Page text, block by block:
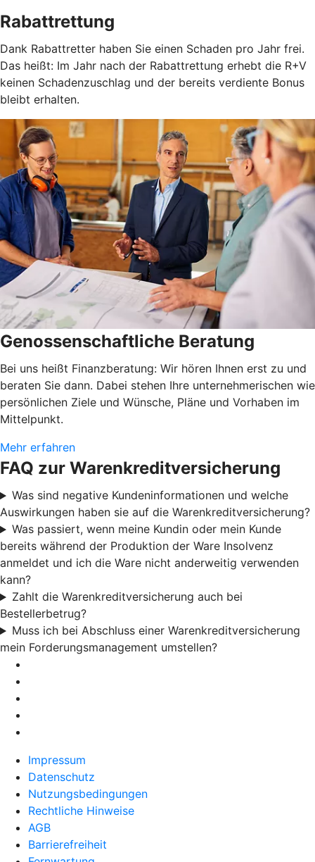
Rabattrettung
Dank Rabattretter haben Sie einen Schaden pro Jahr frei.
Das heißt: Im Jahr nach der Rabattrettung erhebt die R+V
keinen Schadenzuschlag und der bereits verdiente Bonus
bleibt erhalten.
Genossenschaftliche Beratung
Bei uns heißt Finanzberatung: Wir hören Ihnen erst zu und
beraten Sie dann. Dabei stehen Ihre unternehmerischen wie
persönlichen Ziele und Wünsche, Pläne und Vorhaben im
Mittelpunkt.
Mehr erfahren
FAQ zur Warenkreditversicherung
Was sind negative Kundeninformationen und welche
Auswirkungen haben sie auf die Warenkreditversicherung?
Was passiert, wenn meine Kundin oder mein Kunde
bereits während der Produktion der Ware Insolvenz
anmeldet und ich die Ware nicht anderweitig verwenden
kann?
Zahlt die Warenkreditversicherung auch bei
Bestellerbetrug?
Muss ich bei Abschluss einer Warenkreditversicherung
mein Forderungsmanagement umstellen?
Impressum
Datenschutz
Nutzungsbedingungen
Rechtliche Hinweise
AGB
Barrierefreiheit